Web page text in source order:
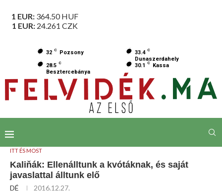
1 EUR: 364.50HUF
1 EUR: 24.261 CZK
32 C Pozsony 33.4 C
Dunaszerdahely
28.5 C
Besztercebánya
30.1 C Kassa
ITT ÉS MOST
Kaliňák: Ellenálltunk a kvótáknak, és saját
javaslattal álltunk elő
DÉ 2016.12.27.